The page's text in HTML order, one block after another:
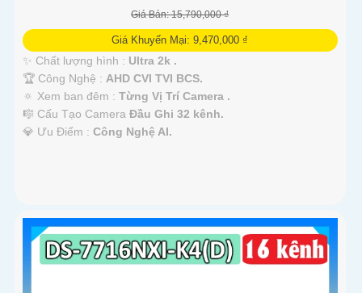
Giá Bán: 15,790,000 ₫
Giá Khuyến Mại: 9,470,000 ₫
✨ Chất lượng hình : Ultra 2k .
🏆 Công Nghệ : AHD CVI TVI BCS.
🔅 Xem ban đêm : Từng Vị Trí Camera .
🎼️ Cấu Tạo Camera Đầu Ghi 32 kênh.
️💎 Ưu Điểm : Công Nghệ AI.